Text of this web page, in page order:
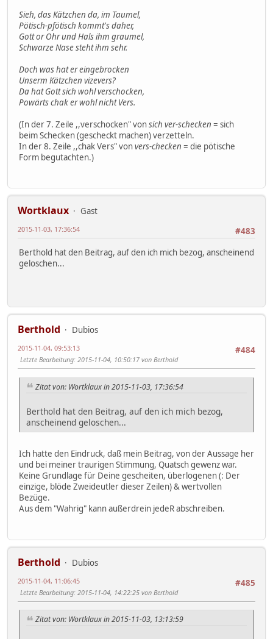
Sieh, das Kätzchen da, im Taumel,
Pötisch-pfötisch kommt's daher,
Gott or Ohr und Hals ihm graumel,
Schwarze Nase steht ihm sehr.
Doch was hat er eingebrocken
Unserm Kätzchen vizevers?
Da hat Gott sich wohl verschocken,
Powärts chak er wohl nicht Vers.
(In der 7. Zeile ,,verschocken" vonsich ver-schecken = sich
beim Schecken (gescheckt machen) verzetteln.
In der 8. Zeile ,,chak Vers" vonvers-checken = die pötische
Form begutachten.)
Wortklaux
Gast
#483
2015-11-03, 17:36:54
Berthold hat den Beitrag, auf den ich mich bezog, anscheinend
geloschen...
Berthold
Dubios
#484
2015-11-04, 09:53:13
Letzte Bearbeitung: 2015-11-04, 10:50:17 von Berthold
Zitat von: Wortklaux in 2015-11-03, 17:36:54
Berthold hat den Beitrag, auf den ich mich bezog,
anscheinend geloschen...
Ich hatte den Eindruck, daß mein Beitrag, von der Aussage her
und bei meiner traurigen Stimmung, Quatsch gewenz war.
Keine Grundlage für Deine gescheiten, überlogenen (: Der
einzige, blöde Zweideutler dieser Zeilen) & wertvollen
Bezüge.
Aus dem "Wahrig" kann außerdrein jedeR abschreiben.
Berthold
Dubios
#485
2015-11-04, 11:06:45
Letzte Bearbeitung: 2015-11-04, 14:22:25 von Berthold
Zitat von: Wortklaux in 2015-11-03, 13:13:59